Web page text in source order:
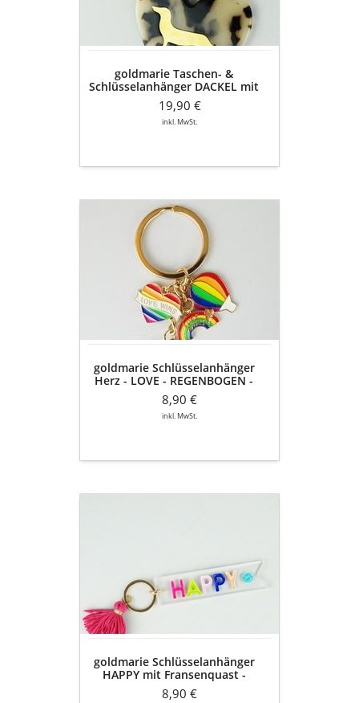
tortoise-
goldmarie Taschen- &
Schlüsselanhänger DACKEL mit
HERZ - tortoise-gold-pink
19,90 €
inkl. MwSt.
goldmarie
Schlüsselanhänger
REGENBOGEN
HEIßLUFTBALLON
bunt
goldmarie Schlüsselanhänger
Herz - LOVE - REGENBOGEN -
HEIßLUFTBALLON - bunt
8,90 €
inkl. MwSt.
bunt
goldmarie Schlüsselanhänger
HAPPY mit Fransenquast -
bunt
8,90 €